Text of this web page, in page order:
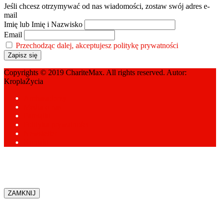
Jeśli chcesz otrzymywać od nas wiadomości, zostaw swój adres e-
mail
Imię lub Imię i Nazwisko
Email
Przechodząc dalej, akceptujesz politykę prywatności
Copyrights © 2019 ChariteMax. All rights reserved. Autor:
KroplaŻycia
ZAMKNIJ